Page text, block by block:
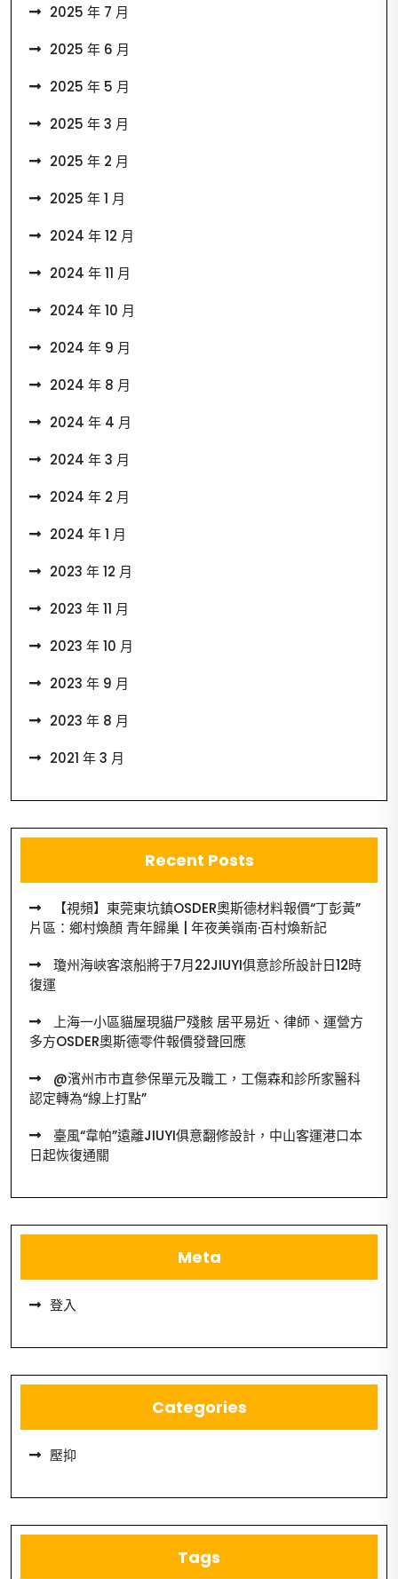
2025 年 7 月
2025 年 6 月
2025 年 5 月
2025 年 3 月
2025 年 2 月
2025 年 1 月
2024 年 12 月
2024 年 11 月
2024 年 10 月
2024 年 9 月
2024 年 8 月
2024 年 4 月
2024 年 3 月
2024 年 2 月
2024 年 1 月
2023 年 12 月
2023 年 11 月
2023 年 10 月
2023 年 9 月
2023 年 8 月
2021 年 3 月
Recent Posts
【視頻】東莞東坑鎮OSDER奧斯德材料報價“丁彭黃”
片區：鄉村煥顏 青年歸巢 | 年夜美嶺南·百村煥新記
瓊州海峽客滾船將于7月22JIUYI俱意診所設計日12時
復運
上海一小區貓屋現貓尸殘骸 居平易近、律師、運營方
多方OSDER奧斯德零件報價發聲回應
@濱州市市直參保單元及職工，工傷森和診所家醫科
認定轉為“線上打點”
臺風“韋帕”遠離JIUYI俱意翻修設計，中山客運港口本
日起恢復通關
Meta
登入
Categories
壓抑
Tags